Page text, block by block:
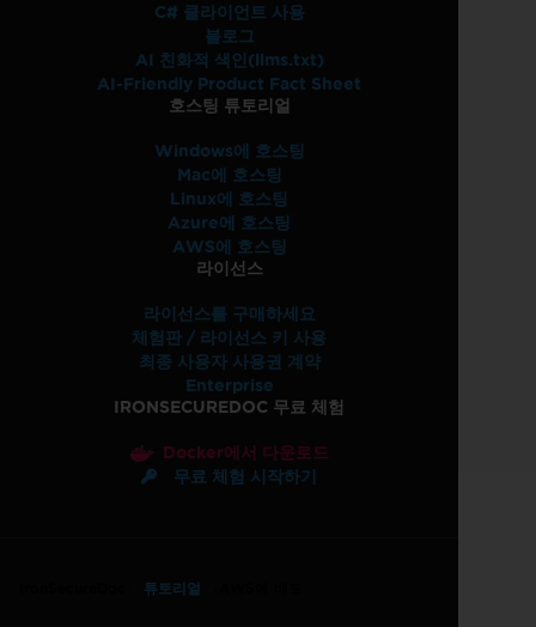
C# 클라이언트 사용
블로그
AI 친화적 색인(llms.txt)
AI-Friendly Product Fact Sheet
호스팅 튜토리얼
Windows에 호스팅
Mac에 호스팅
Linux에 호스팅
Azure에 호스팅
AWS에 호스팅
라이선스
라이선스를 구매하세요
체험판 / 라이선스 키 사용
최종 사용자 사용권 계약
Enterprise
IRONSECUREDOC 무료 체험
Docker에서 다운로드
무료 체험 시작하기
튜토리얼